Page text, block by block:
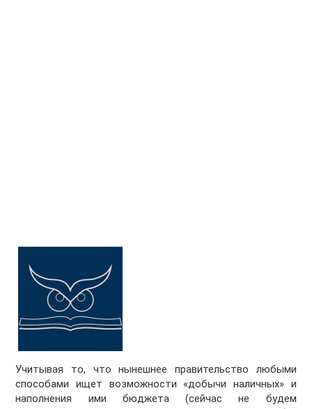
Учитывая то, что нынешнее правительство любыми
способами ищет возможности «добычи наличных» и
наполнения ими бюджета (сейчас не будем